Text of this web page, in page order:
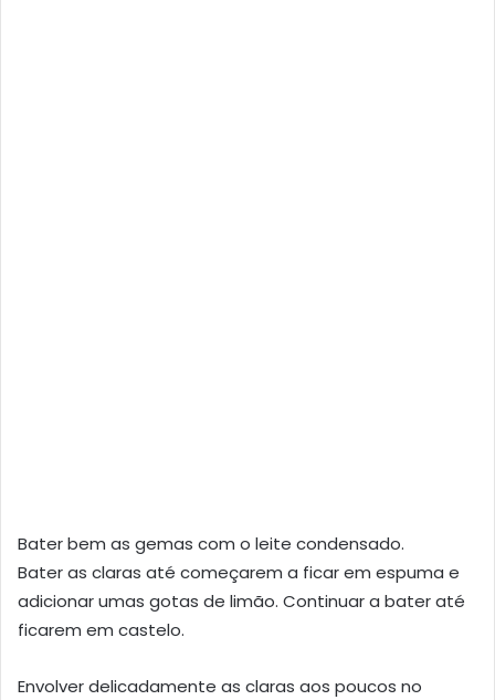
Bater bem as gemas com o leite condensado.
Bater as claras até começarem a ficar em espuma e
adicionar umas gotas de limão. Continuar a bater até
ficarem em castelo.
Envolver delicadamente as claras aos poucos no